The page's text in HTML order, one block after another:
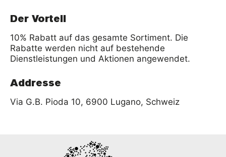
Der Vorteil
10% Rabatt auf das gesamte Sortiment. Die
Rabatte werden nicht auf bestehende
Dienstleistungen und Aktionen angewendet.
Addresse
Via G.B. Pioda 10, 6900 Lugano, Schweiz